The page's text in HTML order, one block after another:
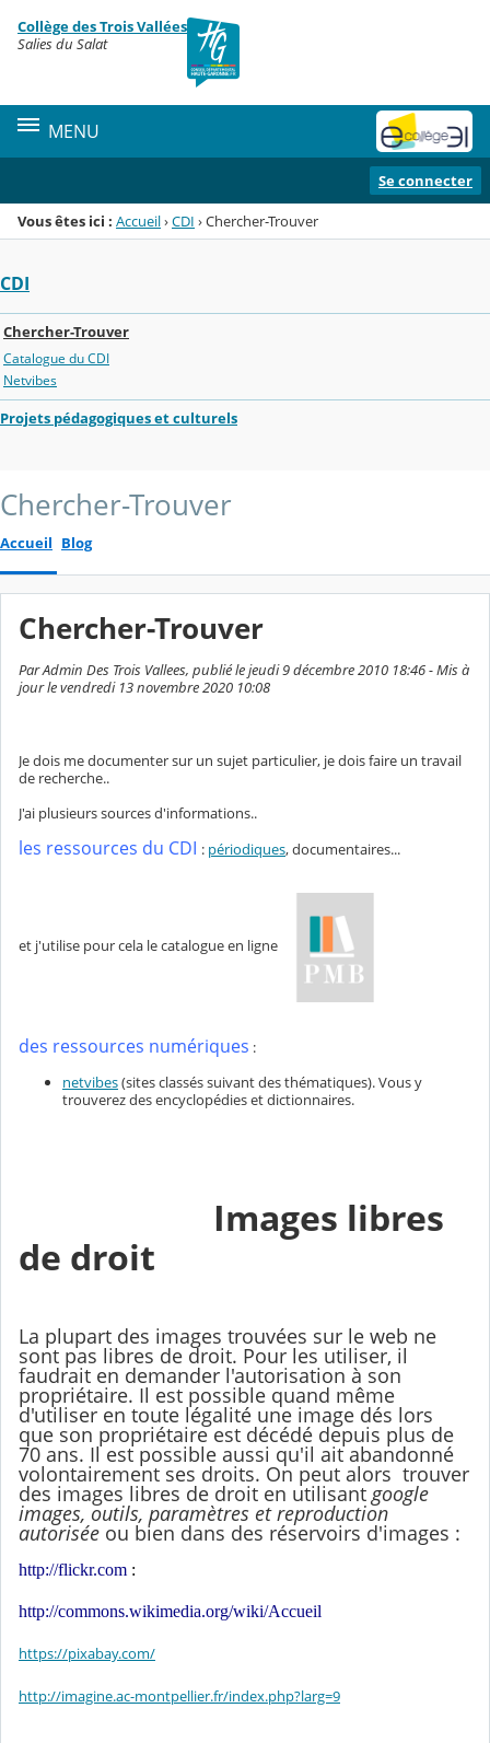
Menu de la rubrique
Contenu
Collège des Trois Vallées
Salies du Salat
MENU
Se connecter
Vous êtes ici : Accueil›CDI ›Chercher-Trouver
CDI
Chercher-Trouver
Catalogue du CDI
Netvibes
Projets pédagogiques et culturels
Chercher-Trouver
Accueil Blog
Chercher-Trouver
Par Admin Des Trois Vallees, publié le jeudi 9 décembre 2010 18:46 - Mis à
jour le vendredi 13 novembre 2020 10:08
Je dois me documenter sur un sujet particulier, je dois faire un travail
de recherche..
J'ai plusieurs sources d'informations..
les ressources du CDI : périodiques, documentaires...
et j'utilise pour cela le catalogue en ligne
des ressources numériques :
netvibes(sites classés suivant des thématiques). Vous y
trouverez des encyclopédies et dictionnaires.
Images libres
de droit
La plupart des images trouvées sur le web ne
sont pas libres de droit. Pour les utiliser, il
faudrait en demander l'autorisation à son
propriétaire. Il est possible quand même
d'utiliser en toute légalité une image dés lors
que son propriétaire est décédé depuis plus de
70 ans. Il est possible aussi qu'il ait abandonné
volontairement ses droits. On peut alors trouver
des images libres de droit en utilisant google
images, outils, paramètres et reproduction
autorisée ou bien dans des réservoirs d'images :
http://flickr.com :
http://commons.wikimedia.org/wiki/Accueil
https://pixabay.com/
http://imagine.ac-montpellier.fr/index.php?larg=9